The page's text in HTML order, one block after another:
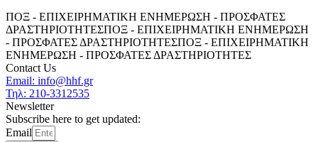
ΠΟΞ - ΕΠΙΧΕΙΡΗΜΑΤΙΚΗ ΕΝΗΜΕΡΩΣΗ - ΠΡΟΣΦΑΤΕΣ
ΔΡΑΣΤΗΡΙΟΤΗΤΕΣΠΟΞ - ΕΠΙΧΕΙΡΗΜΑΤΙΚΗ ΕΝΗΜΕΡΩΣΗ
- ΠΡΟΣΦΑΤΕΣ ΔΡΑΣΤΗΡΙΟΤΗΤΕΣΠΟΞ - ΕΠΙΧΕΙΡΗΜΑΤΙΚΗ
ΕΝΗΜΕΡΩΣΗ - ΠΡΟΣΦΑΤΕΣ ΔΡΑΣΤΗΡΙΟΤΗΤΕΣ
Contact Us
Email: info@hhf.gr
Τηλ: 210-3312535
Newsletter
Subscribe here to get updated:
Email